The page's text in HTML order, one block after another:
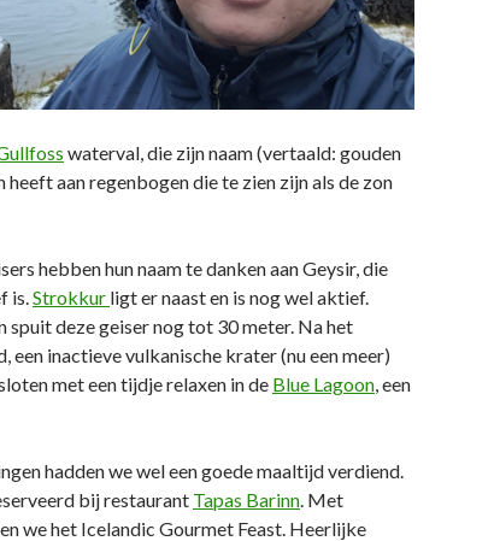
waterval, die zijn naam (vertaald: gouden
aan regenbogen die te zien zijn als de zon
hebben hun naam te danken aan Geysir, die
is.Strokkur ligt er naast en is nog wel aktief.
spuit deze geiser nog tot 30 meter. Na het
een inactieve vulkanische krater (nu een meer)
met een tijdje relaxen in de Blue Lagoon, een
hadden we wel een goede maaltijd verdiend.
bij restaurant Tapas Barinn. Met
we het Icelandic Gourmet Feast. Heerlijke